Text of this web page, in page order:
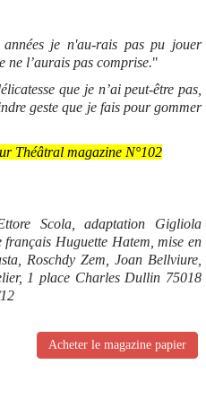
je n'au-rais pas pu jouer
ne l’aurais pas comprise."
que je n’ai peut-être pas,
geste que je fais pour gommer
Théâtral magazine N°102
Scola, adaptation Gigliola
Huguette Hatem, mise en
Roschdy Zem, Joan Bellviure,
1 place Charles Dullin 75018
Acheter le magazine papier